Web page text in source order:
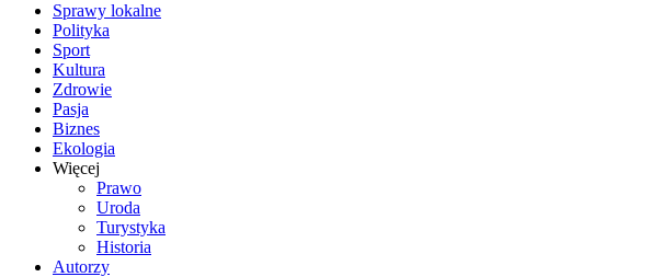
Sprawy lokalne
Polityka
Sport
Kultura
Zdrowie
Pasja
Biznes
Ekologia
Więcej
Prawo
Uroda
Turystyka
Historia
Autorzy